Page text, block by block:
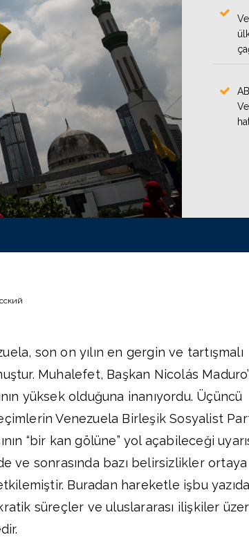
son on yılın en gergin ve tartışmalı
Muhalefet, Başkan Nicolás
yüksek olduğuna inanıyordu. Üçüncü
Venezuela Birleşik Sosyalist
“bir kan gölüne” yol açabileceği
ve sonrasında bazı belirsizlikler ortaya
Buradan hareketle işbu
süreçler ve uluslararası ilişkiler